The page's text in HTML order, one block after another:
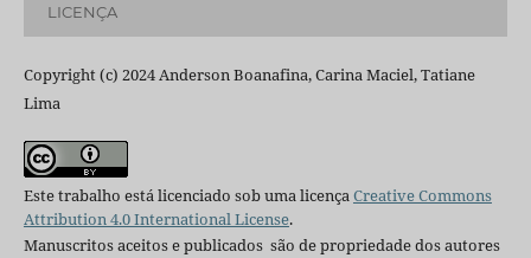
LICENÇA
Copyright (c) 2024 Anderson Boanafina, Carina Maciel, Tatiane
Lima
Este trabalho está licenciado sob uma licençaCreative Commons
Attribution 4.0 International License.
Manuscritos aceitos e publicados são de propriedade dos autores